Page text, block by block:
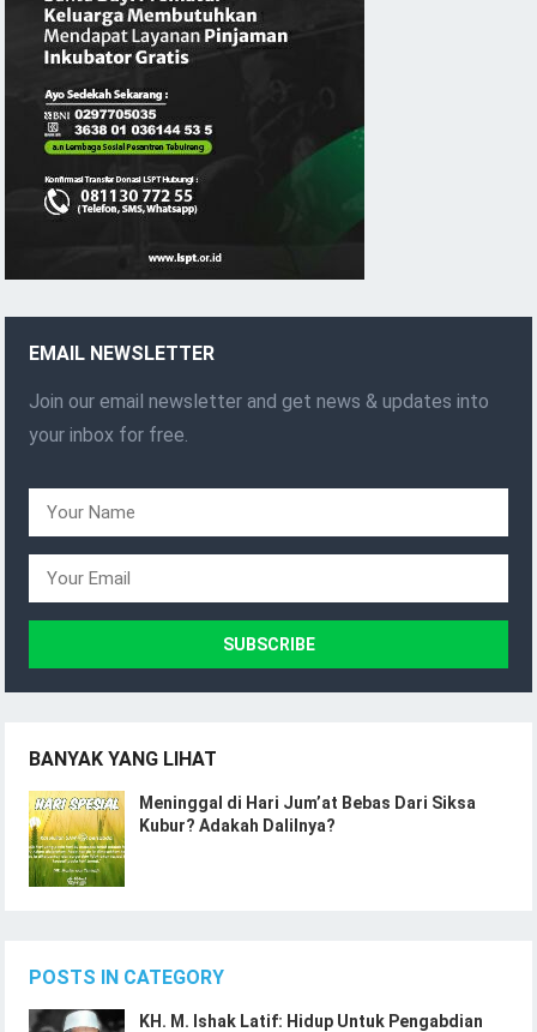
EMAIL NEWSLETTER
Join our email newsletter and get news & updates into
your inbox for free.
BANYAK YANG LIHAT
Meninggal di Hari Jum’at Bebas Dari Siksa
Kubur? Adakah Dalilnya?
POSTS IN CATEGORY
KH. M. Ishak Latif: Hidup Untuk Pengabdian